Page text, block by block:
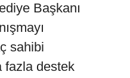
Başkanı
sahibi
fazla destek